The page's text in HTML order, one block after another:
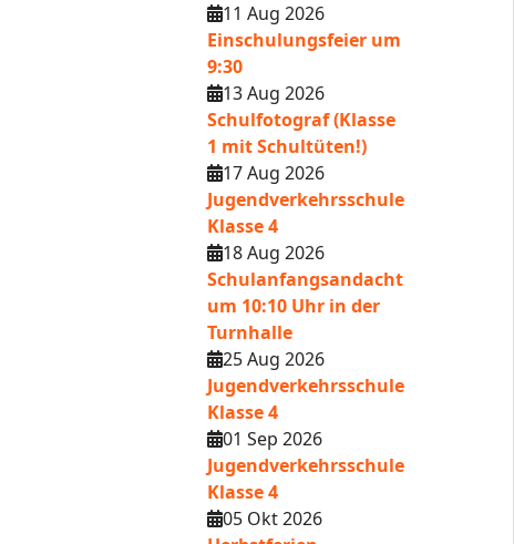
11 Aug 2026
Einschulungsfeier um
9:30
13 Aug 2026
Schulfotograf (Klasse
1 mit Schultüten!)
17 Aug 2026
Jugendverkehrsschule
Klasse 4
18 Aug 2026
Schulanfangsandacht
um 10:10 Uhr in der
Turnhalle
25 Aug 2026
Jugendverkehrsschule
Klasse 4
01 Sep 2026
Jugendverkehrsschule
Klasse 4
05 Okt 2026